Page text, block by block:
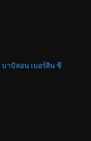
บาบิลอน เบอร์ลิน ซี